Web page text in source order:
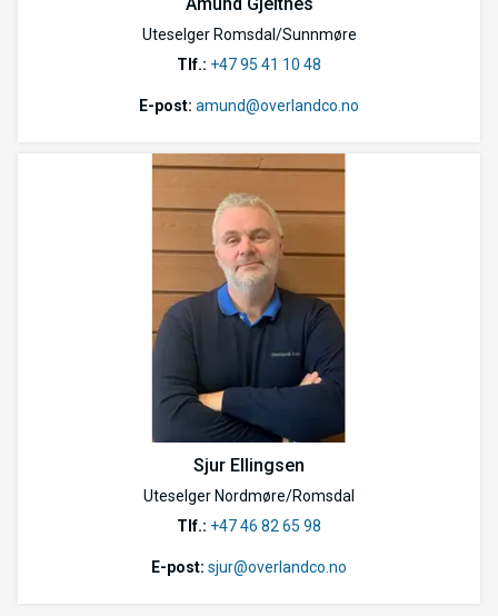
Uteselger Romsdal/Sunnmøre
Tlf.: +47 95 41 10 48
E-post: amund@overlandco.no
Sjur Ellingsen
Uteselger Nordmøre/Romsdal
Tlf.: +47 46 82 65 98
E-post: sjur@overlandco.no